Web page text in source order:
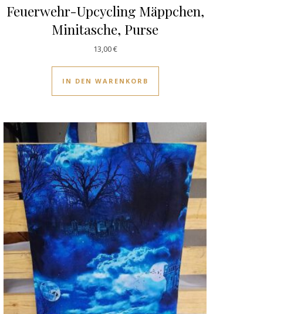
Feuerwehr-Upcycling Mäppchen,
Minitasche, Purse
13,00€
IN DEN WARENKORB